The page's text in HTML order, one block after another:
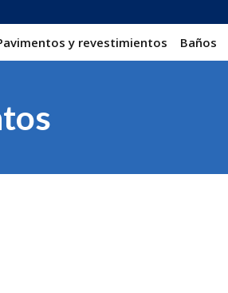
y revestimientos Baños